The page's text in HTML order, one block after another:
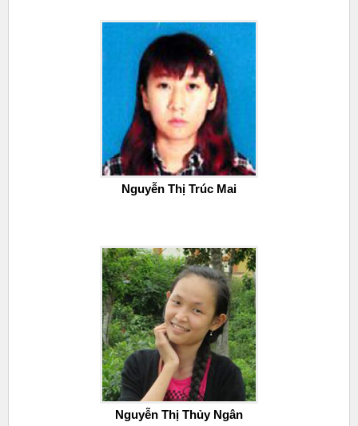
Nguyễn Thị Trúc Mai
Nguyễn Thị Thủy Ngân